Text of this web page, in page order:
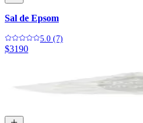
Sal de Epsom
5.0 (7)
$3190